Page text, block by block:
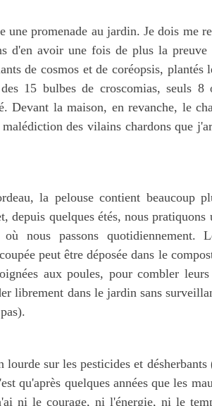
une promenade au jardin. Je dois me
d'en avoir une fois de plus la preuve
de cosmos et de coréopsis, plantés
15 bulbes de croscomias, seuls 8
Devant la maison, en revanche, le
des vilains chardons que
la pelouse contient beaucoup
depuis quelques étés, nous
nous passons quotidiennement.
peut être déposée dans le
aux poules, pour combler
librement dans le jardin sans
lourde sur les pesticides et
qu'après quelques années que les
ni le courage, ni l'énergie, ni le